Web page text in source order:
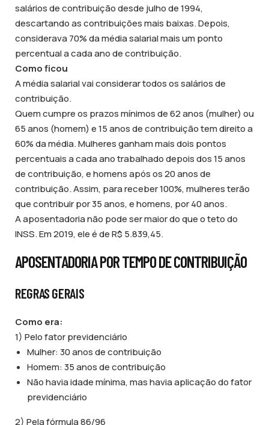
salários de contribuição desde julho de 1994,
descartando as contribuições mais baixas. Depois,
considerava 70% da média salarial mais um ponto
percentual a cada ano de contribuição.
Como ficou
A média salarial vai considerar todos os salários de
contribuição.
Quem cumpre os prazos mínimos de 62 anos (mulher) ou
65 anos (homem) e 15 anos de contribuição tem direito a
60% da média. Mulheres ganham mais dois pontos
percentuais a cada ano trabalhado depois dos 15 anos
de contribuição, e homens após os 20 anos de
contribuição. Assim, para receber 100%, mulheres terão
que contribuir por 35 anos, e homens, por 40 anos.
A aposentadoria não pode ser maior do que o teto do
INSS. Em 2019, ele é de R$ 5.839,45.
APOSENTADORIA POR TEMPO DE CONTRIBUIÇÃO
REGRAS GERAIS
Como era:
1) Pelo fator previdenciário
Mulher: 30 anos de contribuição
Homem: 35 anos de contribuição
Não havia idade mínima, mas havia aplicação do fator
previdenciário
2) Pela fórmula 86/96